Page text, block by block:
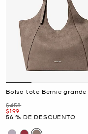
Bolso tote Bernie grande
Era
$458
Ahora
$199
56 % DE DESCUENTO